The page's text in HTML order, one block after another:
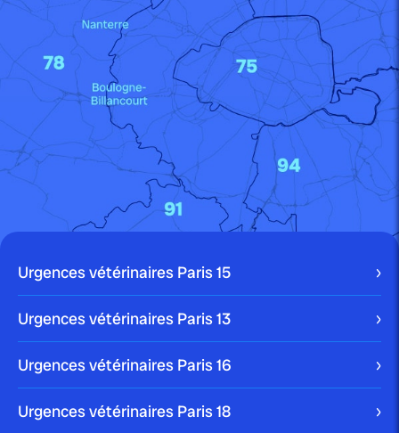
Urgences vétérinaires Paris15
Urgences vétérinaires Paris13
Urgences vétérinaires Paris16
Urgences vétérinaires Paris18